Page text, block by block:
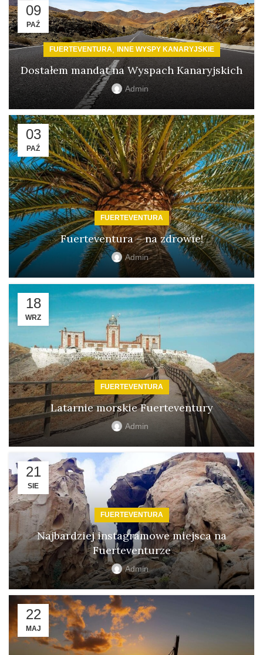
09
PAŹ
FUERTEVENTURA, INNE WYSPY KANARYJSKIE
Dostałem mandat na Wyspach Kanaryjskich
Admin
03
PAŹ
FUERTEVENTURA
Fuerteventura – na zdrowie!
Admin
18
WRZ
FUERTEVENTURA
Latarnie morskie Fuerteventury
Admin
21
SIE
FUERTEVENTURA
Najbardziej instagramowe miejsca na
Fuerteventurze
Admin
22
MAJ